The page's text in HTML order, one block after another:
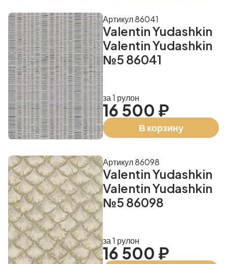
Valentin Yudashkin
Valentin Yudashkin
№5 86041
Артикул 86041
за 1 рулон
16 500 ₽
В корзину
Valentin Yudashkin
Valentin Yudashkin
№5 86098
Артикул 86098
за 1 рулон
16 500 ₽